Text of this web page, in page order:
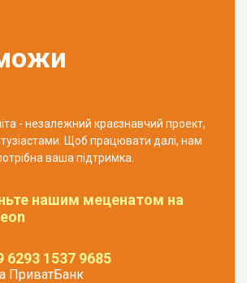
- незалежний краєзнавчий проект,
Щоб працювати далі, нам
ваша підтримка.
нашим меценатом на
6293 1537 9685
ПриватБанк